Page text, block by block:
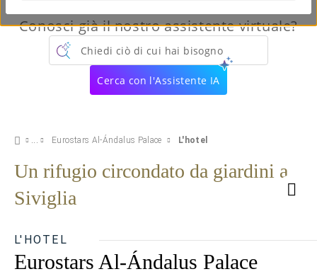
Conosci già il nostro assistente virtuale?
Chiedi ciò di cui hai bisogno
Cerca con l'Assistente IA
Eurostars Al-Ándalus Palace L'hotel
Un rifugio circondato da giardini a
Siviglia
L'HOTEL
Eurostars Al-Ándalus Palace